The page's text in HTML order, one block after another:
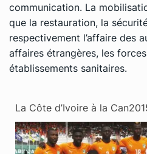
communication. La
que la restauration, la
respectivement l’affaire des
affaires étrangères, les
établissements sanitaires.
La Côte d’Ivoire à la